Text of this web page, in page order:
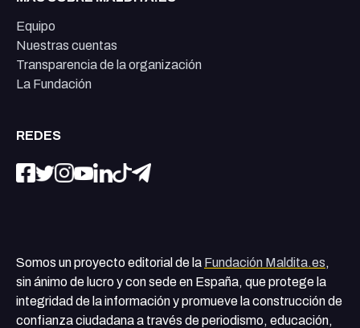
Equipo
Nuestras cuentas
Transparencia de la organización
La Fundación
REDES
Somos un proyecto editorial de la Fundación Maldita.es,
sin ánimo de lucro y con sede en España, que protege la
integridad de la información y promueve la construcción de
confianza ciudadana a través de periodismo, educación,